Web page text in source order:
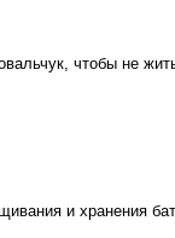
чтобы не
и хранения